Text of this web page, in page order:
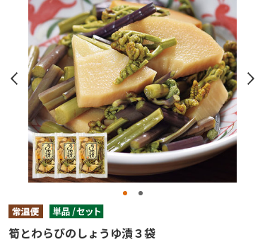
筍とわらびのしょうゆ漬３袋